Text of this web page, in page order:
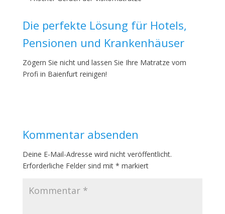
Die perfekte Lösung für Hotels,
Pensionen und Krankenhäuser
Zögern Sie nicht und lassen Sie Ihre Matratze vom
Profi in Baienfurt reinigen!
Kommentar absenden
Deine E-Mail-Adresse wird nicht veröffentlicht.
Erforderliche Felder sind mit * markiert